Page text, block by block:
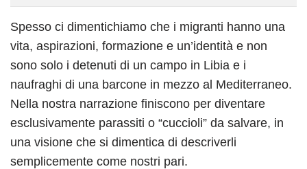
Spesso ci dimentichiamo che i migranti hanno una
vita, aspirazioni, formazione e un’identità e non
sono solo i detenuti di un campo in Libia e i
naufraghi di una barcone in mezzo al Mediterraneo.
Nella nostra narrazione finiscono per diventare
esclusivamente parassiti o “cuccioli” da salvare, in
una visione che si dimentica di descriverli
semplicemente come nostri pari.